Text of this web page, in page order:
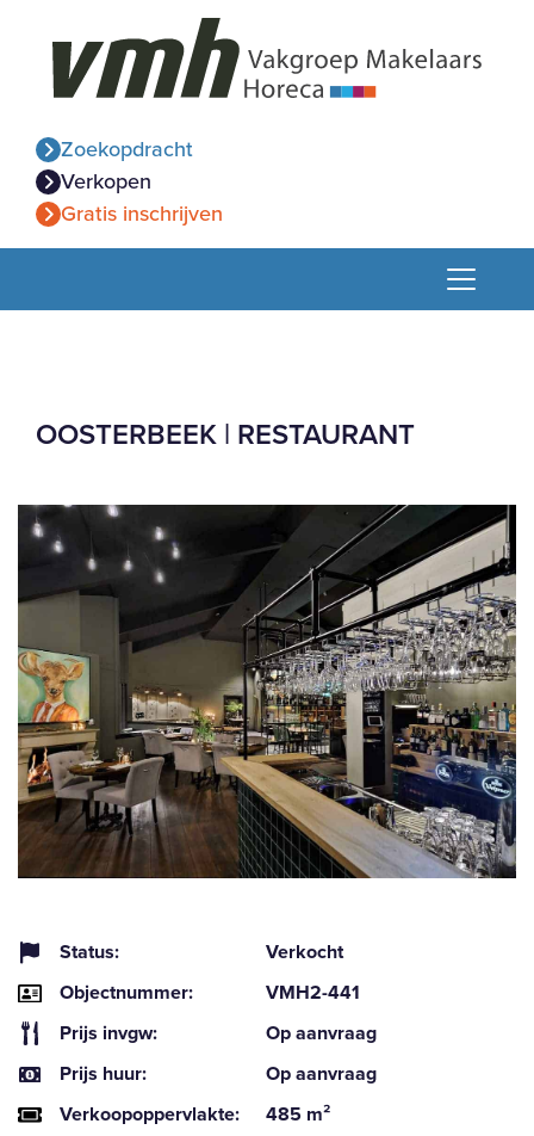
Zoekopdracht
Verkopen
Gratis inschrijven
OOSTERBEEK | RESTAURANT
Status:
Verkocht
Objectnummer:
VMH2-441
Prijs invgw:
Op aanvraag
Prijs huur:
Op aanvraag
Verkoopoppervlakte:
485 m²